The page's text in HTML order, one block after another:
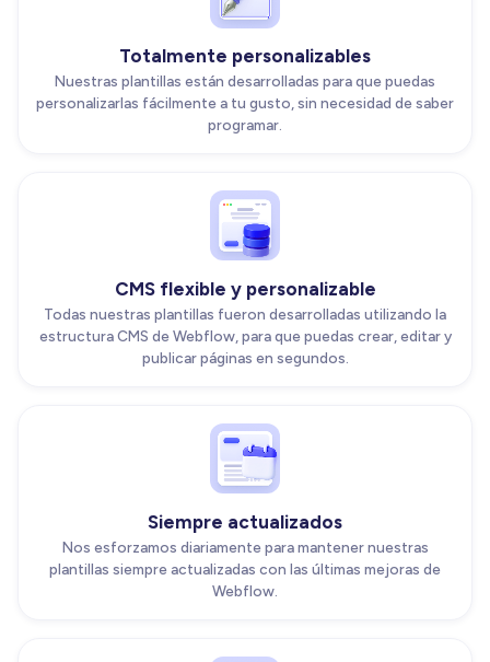
Totalmente personalizables
Nuestras plantillas están desarrolladas para que puedas
personalizarlas fácilmente a tu gusto, sin necesidad de saber
programar.
CMS flexible y personalizable
Todas nuestras plantillas fueron desarrolladas utilizando la
estructura CMS de Webflow, para que puedas crear, editar y
publicar páginas en segundos.
Siempre actualizados
Nos esforzamos diariamente para mantener nuestras
plantillas siempre actualizadas con las últimas mejoras de
Webflow.